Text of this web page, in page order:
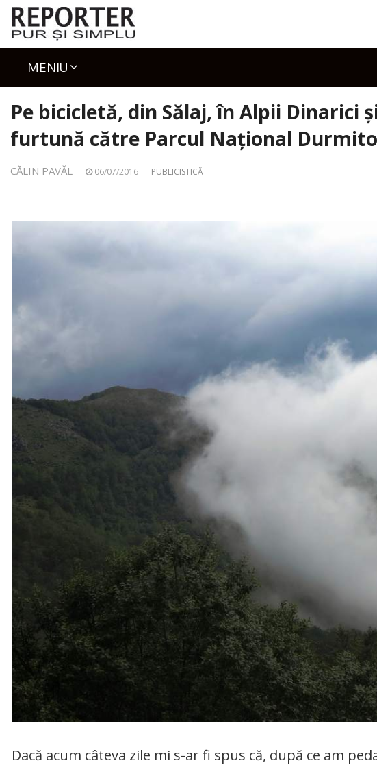
Skip
content
MENIU
Pe bicicletă, din Sălaj, în Alpii Dinarici
furtună către Parcul Național
CĂLIN PAVĂL 06/07/2016 PUBLICISTICĂ
Dacă acum câteva zile mi s-ar fi spus că, după ce am